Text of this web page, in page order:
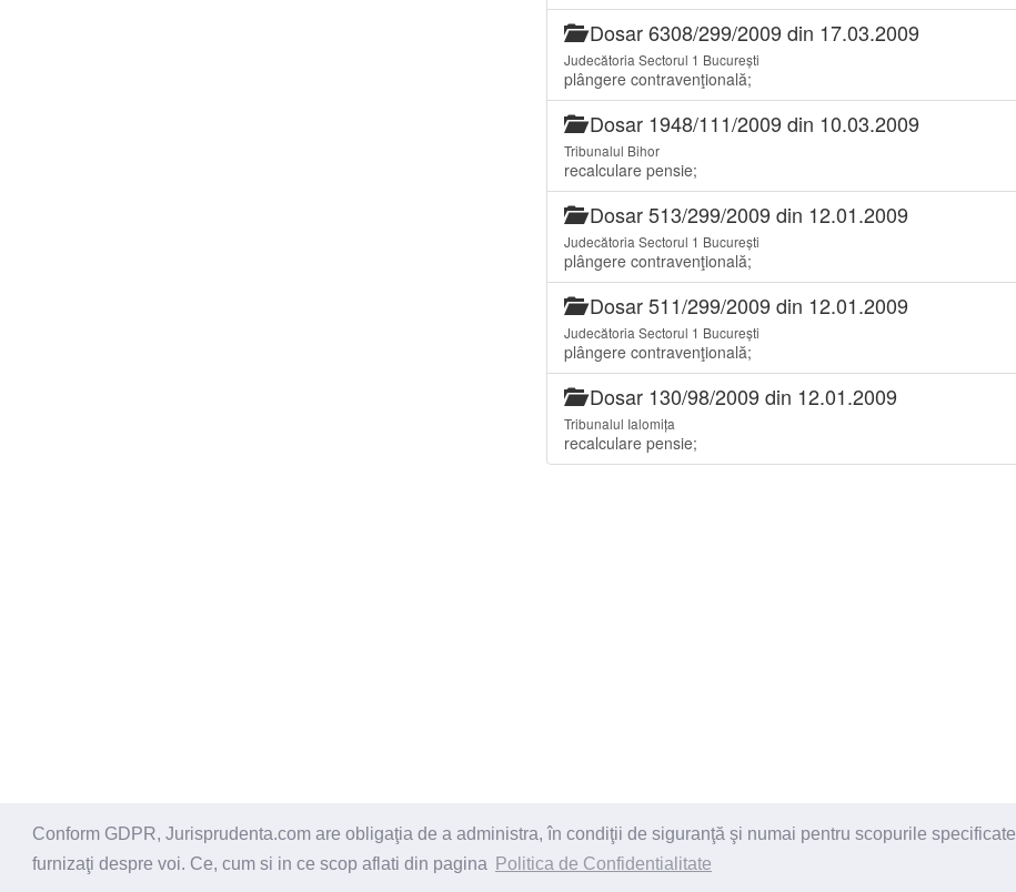
Conform GDPR, Jurisprudenta.com are obligaţia de a administra, în condiţii de siguranţă şi numai pentru scopurile
furnizaţi despre voi. Ce, cum si in ce scop aflati din pagina
Politica de Confidentialitate
Dosar 6308/299/2009 din 17.03.2009
Judecătoria Sectorul 1 București
plângere contravenţională;
Dosar 1948/111/2009 din 10.03.2009
Tribunalul Bihor
recalculare pensie;
Dosar 513/299/2009 din 12.01.2009
Judecătoria Sectorul 1 București
plângere contravenţională;
Dosar 511/299/2009 din 12.01.2009
Judecătoria Sectorul 1 București
plângere contravenţională;
Dosar 130/98/2009 din 12.01.2009
Tribunalul Ialomița
recalculare pensie;
© 2026 - Jurisprudenta.com -Cautare-Termeni si conditii